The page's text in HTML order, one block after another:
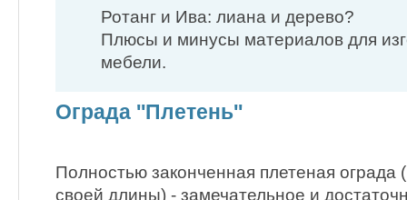
Ротанг и Ива: лиана и дерево?
Плюсы и минусы материалов для
мебели.
Ограда ''Плетень''
Полностью законченная плетеная ограда
своей длины) - замечательное и